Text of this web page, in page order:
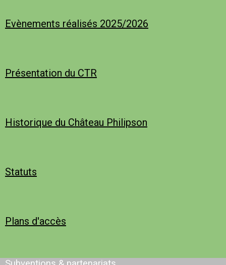
Evènements réalisés 2025/2026
Présentation du CTR
Historique du Château Philipson
Statuts
Plans d'accès